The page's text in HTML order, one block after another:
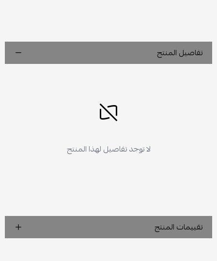
تفاصيل المنتج
لا توجد تفاصيل لهذا المنتج
تقييمات المنتج